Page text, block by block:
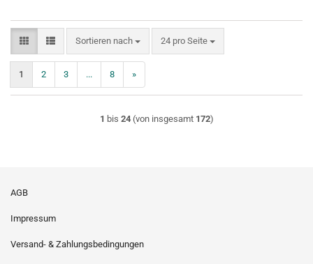
Sortieren nach
Sortieren nach 24 pro Seite
pro Seite
1 2 3 ... 8 »
1 bis 24(von insgesamt 172)
AGB
Impressum
Versand- & Zahlungsbedingungen